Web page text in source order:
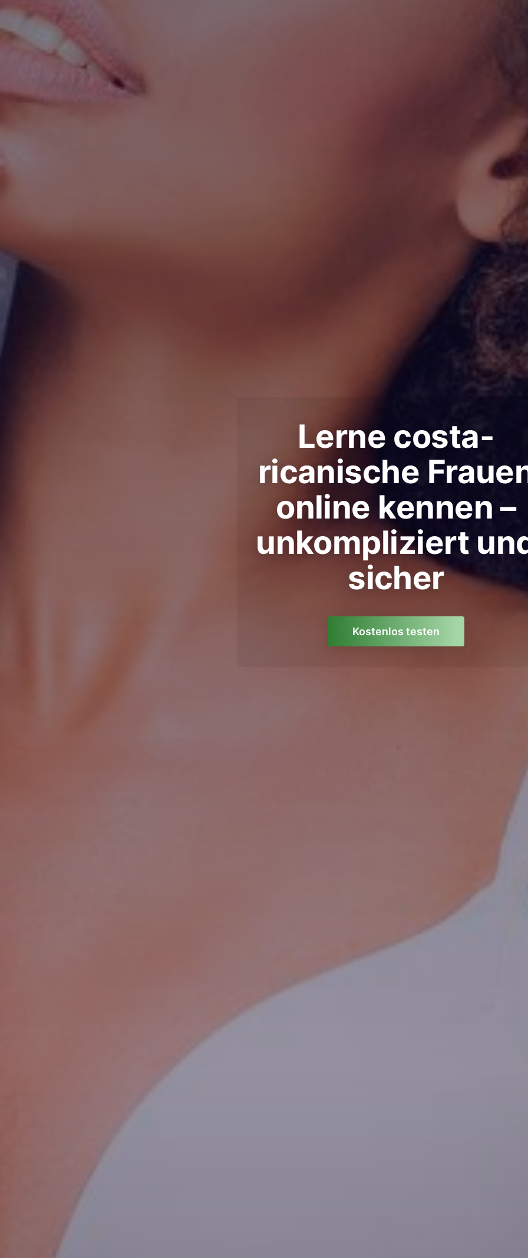
Lerne costa-
ricanische
online kennen –
unkompliziert
sicher
Kostenlos testen